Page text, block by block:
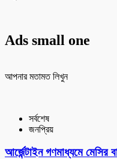
Ads small one
আপনার মতামত লিখুন
সর্বশেষ
জনপ্রিয়
আর্জেন্টাইন গণমাধ্যমে মেসির